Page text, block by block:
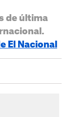
de última
El Nacional